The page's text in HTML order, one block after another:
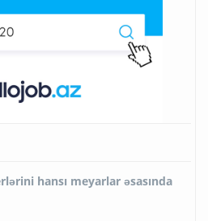
hansı meyarlar əsasında